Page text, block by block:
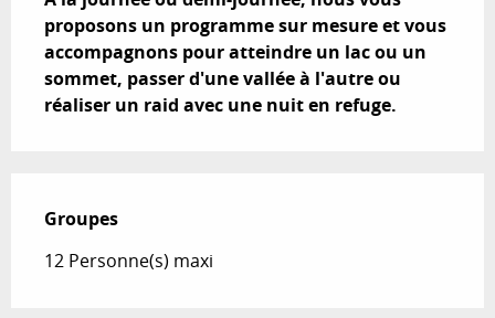
proposons un programme sur mesure et vous
accompagnons pour atteindre un lac ou un
sommet, passer d'une vallée à l'autre ou
réaliser un raid avec une nuit en refuge.
Groupes
Groupes
12 Personne(s) maxi